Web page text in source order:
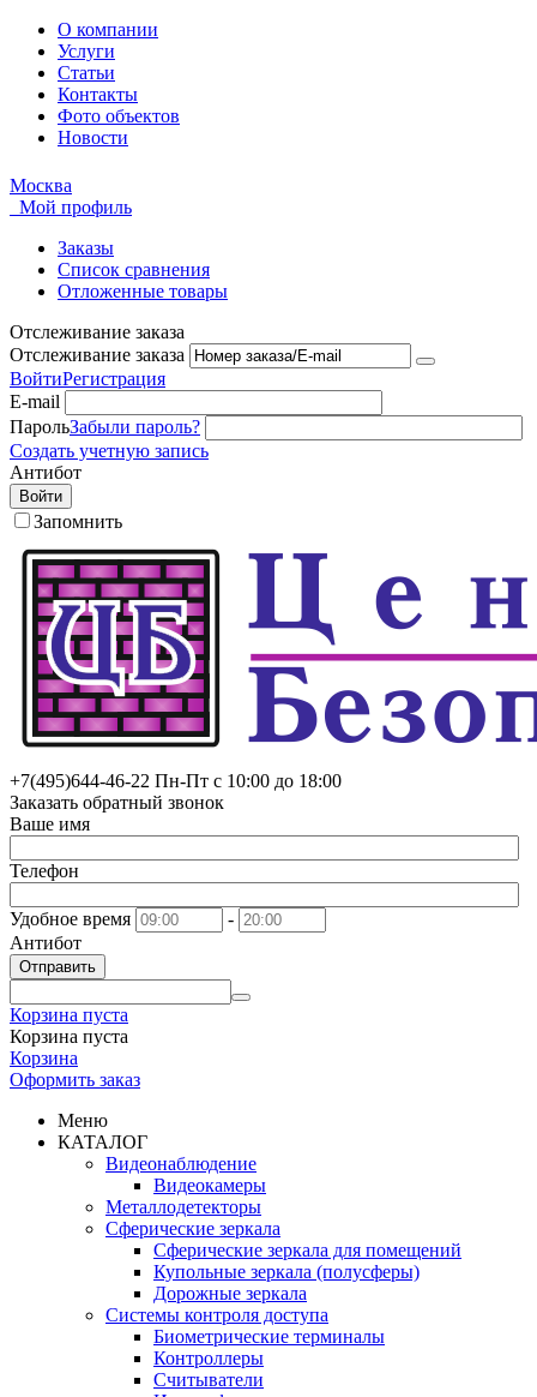
О компании
Услуги
Статьи
Контакты
Фото объектов
Новости
Москва
Мой профиль
Заказы
Список сравнения
Отложенные товары
Отслеживание заказа
Отслеживание заказа
ВойтиРегистрация
E-mail
ПарольЗабыли пароль?
Создать учетную запись
Антибот
Войти
Запомнить
+7(495)644-46-22 Пн-Пт с 10:00 до 18:00
Заказать обратный звонок
Ваше имя
Телефон
Удобное время
-
Антибот
Отправить
Корзина пуста
Корзина пуста
Корзина
Оформить заказ
Меню
КАТАЛОГ
Видеонаблюдение
Видеокамеры
Металлодетекторы
Сферические зеркала
Сферические зеркала для помещений
Купольные зеркала (полусферы)
Дорожные зеркала
Системы контроля доступа
Биометрические терминалы
Контроллеры
Считыватели